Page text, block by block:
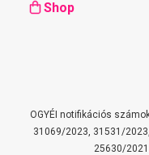
Shop
OGYÉI notifikációs
31069/2023, 31531/
25630/